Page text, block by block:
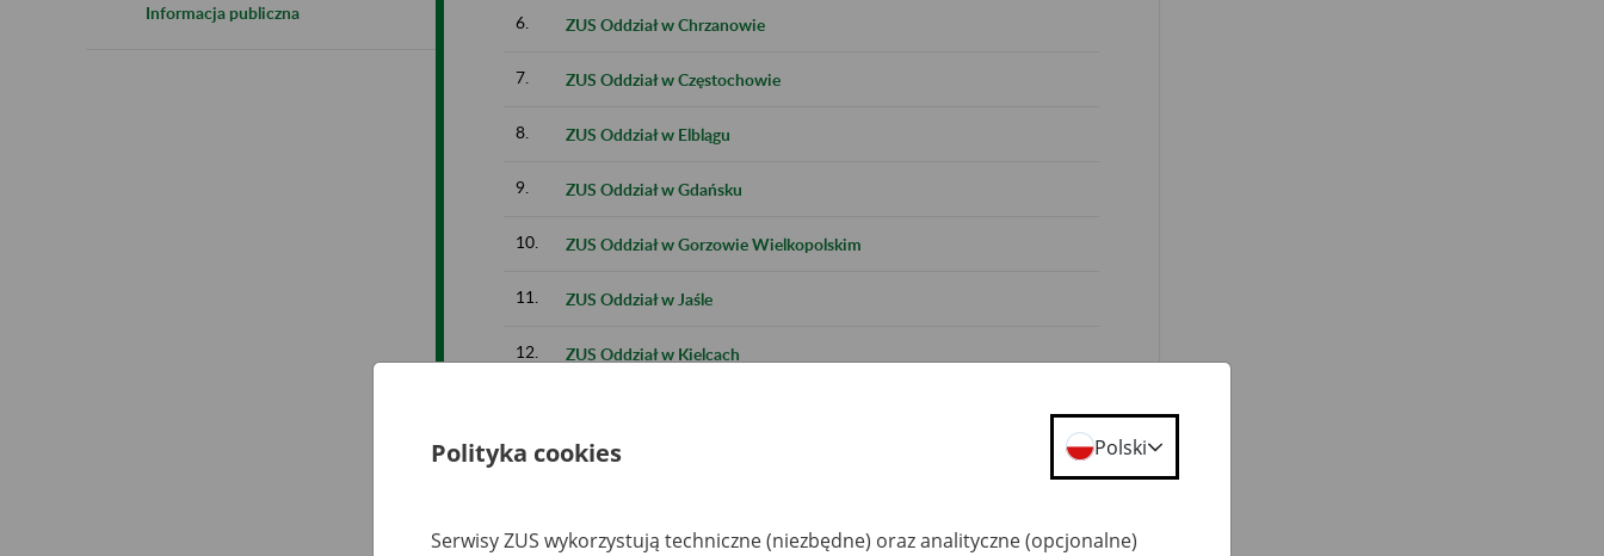
Informacja publiczna 6. ZUS Oddział w Chrzanowie
7. ZUS Oddział w Częstochowie
8. ZUS Oddział w Elblągu
9. ZUS Oddział w Gdańsku
10. ZUS Oddział w Gorzowie Wielkopolskim
11. ZUS Oddział w Jaśle
12. ZUS Oddział w Kielcach
14. ZUS Oddział w Krakowie
Polityka cookies Polski
Serwisy ZUS wykorzystują techniczne (niezbędne) oraz analityczne (opcjonalne)